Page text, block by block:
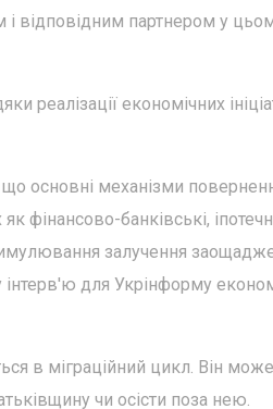
відповідним партнером у
реалізації економічних
основні механізми
фінансово-банківські,
залучення
для Укрінформу
в міграційний цикл. Він
чи осісти поза нею.